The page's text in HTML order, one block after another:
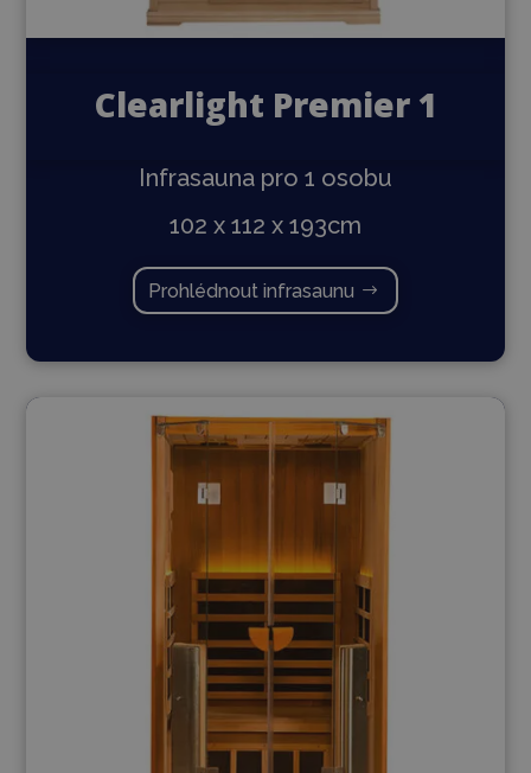
Clearlight Premier 1
Infrasauna pro 1 osobu
102 x 112 x 193cm
Prohlédnout infrasaunu